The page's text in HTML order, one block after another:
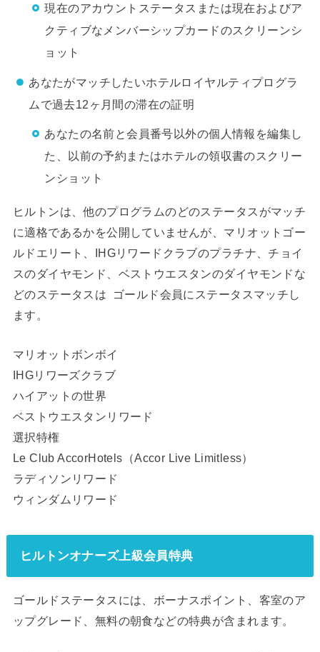
現在のアカウントステータスまたは現在およびア
クティブなメンバーシップカードのスクリーンシ
ョット
あなたがマッチしたいホテルロイヤルティプログラ
ムで過去12ヶ月間の滞在の証明
あなたの名前と会員番号以外の個人情報を編集し
た、以前の予約またはホテルの領収書のスクリー
ンショット
ヒルトンは、他のプログラムのどのステータスがマッチ
に適格であるかを公開していませんが、マリオットゴー
ルドエリート、IHGリワードクラブのプラチナ、チョイ
スのダイヤモンド、ベストウエスタンのダイヤモンドな
どのステータスは ゴールド会員にステータスマッチし
ます。
マリオットボンボイ
IHGリワーズクラブ
ハイアットの世界
ベストウエスタンリワード
選択特権
Le Club AccorHotels（Accor Live Limitless）
ラディソンリワード
ウィンダムリワード
ヒルトンオナーズ上級会員特典
ゴールドステータスには、ボーナスポイント、客室のア
ップグレード、無料の朝食などの特典が含まれます。